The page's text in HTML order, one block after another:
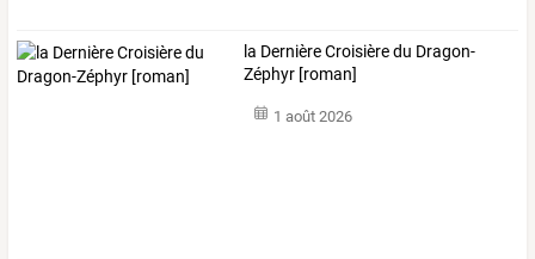
la Dernière Croisière du Dragon-
Zéphyr [roman]
1 août 2026